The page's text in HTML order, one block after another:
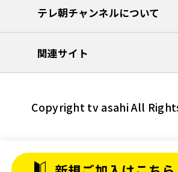
テレ朝チャンネルについて
関連サイト
Copyright tv asahi All